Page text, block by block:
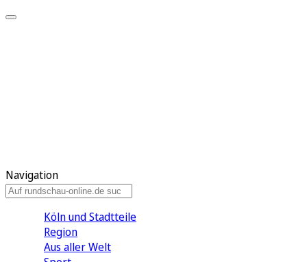
Navigation
Köln und Stadtteile
Region
Aus aller Welt